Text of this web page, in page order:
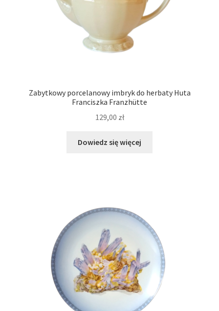
Zabytkowy porcelanowy imbryk do herbaty Huta
Franciszka Franzhütte
129,00 zł
Dowiedz się więcej